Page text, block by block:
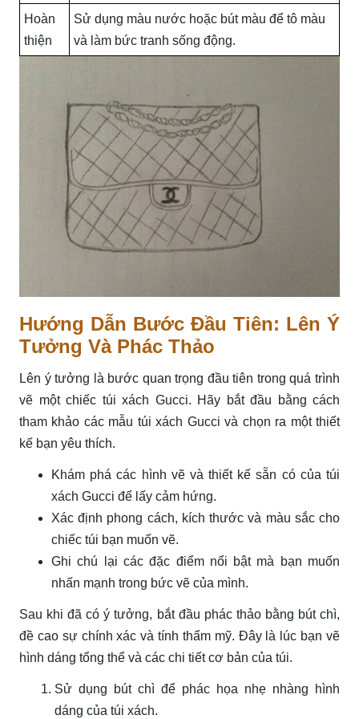
Hoàn
thiện
Sử dụng màu nước hoặc bút màu để tô màu
và làm bức tranh sống động.
Hướng Dẫn Bước Đầu Tiên: Lên Ý
Tưởng Và Phác Thảo
Lên ý tưởng là bước quan trọng đầu tiên trong quá trình
vẽ một chiếc túi xách Gucci. Hãy bắt đầu bằng cách
tham khảo các mẫu túi xách Gucci và chọn ra một thiết
kế bạn yêu thích.
Khám phá các hình vẽ và thiết kế sẵn có của túi
xách Gucci để lấy cảm hứng.
Xác định phong cách, kích thước và màu sắc cho
chiếc túi bạn muốn vẽ.
Ghi chú lại các đặc điểm nổi bật mà bạn muốn
nhấn mạnh trong bức vẽ của mình.
Sau khi đã có ý tưởng, bắt đầu phác thảo bằng bút chì,
đề cao sự chính xác và tính thẩm mỹ. Đây là lúc bạn vẽ
hình dáng tổng thể và các chi tiết cơ bản của túi.
Sử dụng bút chì để phác họa nhẹ nhàng hình
dáng của túi xách.